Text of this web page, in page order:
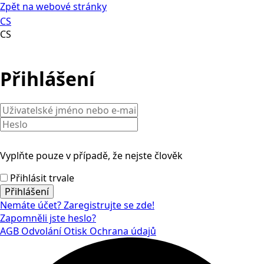
Zpět na webové stránky
CS
CS
Přihlášení
Vyplňte pouze v případě, že nejste člověk
Přihlásit trvale
Nemáte účet? Zaregistrujte se zde!
Zapomněli jste heslo?
AGB OdvoláníOtisk Ochrana údajů